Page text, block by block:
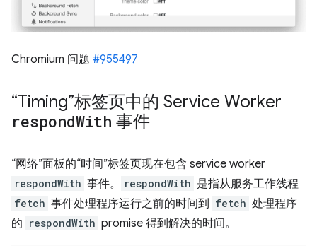
Chromium 问题 #955497
“Timing”标签页中的 Service Worker
respondWith 事件
“网络”面板的“时间”标签页现在包含 service worker
respondWith 事件。 respondWith 是指从服务工作线程
fetch 事件处理程序运行之前的时间到 fetch 处理程序
的 respondWith promise 得到解决的时间。